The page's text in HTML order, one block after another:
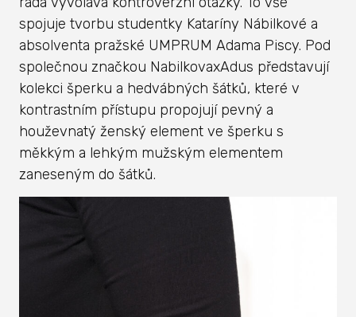
spojuje tvorbu studentky Kataríny Nábilkové a
absolventa pražské UMPRUM Adama Piscy. Pod
společnou značkou NabilkovaxAdus představují
kolekci šperku a hedvábných šátků, které v
kontrastním přístupu propojují pevný a
houževnatý ženský element ve šperku s
měkkým a lehkým mužským elementem
zaneseným do šátků.